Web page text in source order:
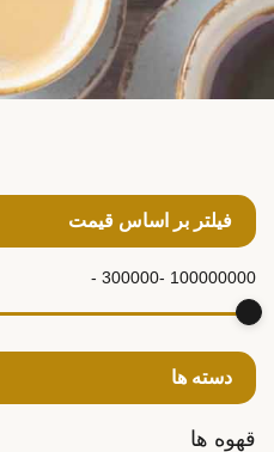
فیلتر بر اساس قیمت
300000 - 100000000 -
دسته ها
قهوه ها